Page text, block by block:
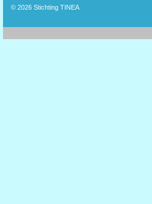
© 2026 Stichting TINEA